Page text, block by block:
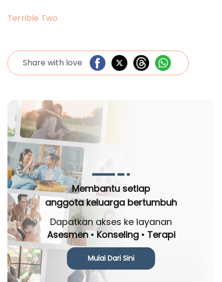
Terrible Two
Share with love
Membantu setiap
anggota keluarga bertumbuh
Dapatkan akses ke layanan
Asesmen • Konseling • Terapi
Mulai Dari Sini